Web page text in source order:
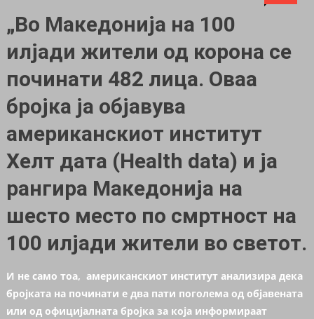
„Во Македонија на 100
илјади жители од корона се
починати 482 лица. Оваа
бројка ја објавува
американскиот институт
Хелт дата (Health data) и ја
рангира Македонија на
шесто место по смртност на
100 илјади жители во светот.
И не само тоа, американскиот институт анализира дека
бројката на починати е два пати поголема од објавената
или од официјалната бројка за која информираат